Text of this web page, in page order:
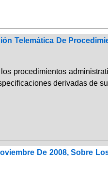
Telemática De
procedimientos
derivadas de
De 2008, Sobre